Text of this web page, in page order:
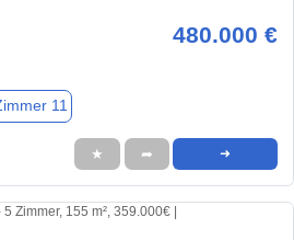
480.000 €
11
★ ➦ ➜